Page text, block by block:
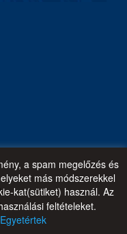
a spam megelőzés és
más módszerekkel
kat(sütiket) használ. Az
feltételeket.
Egyetértek